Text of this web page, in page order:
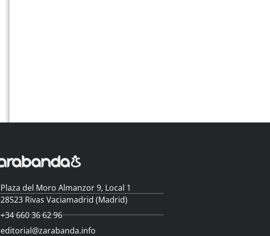
Plaza del Moro Almanzor 9, Local 1
28523 Rivas Vaciamadrid (Madrid)
+34 660 36 62 96
editorial@zarabanda.info